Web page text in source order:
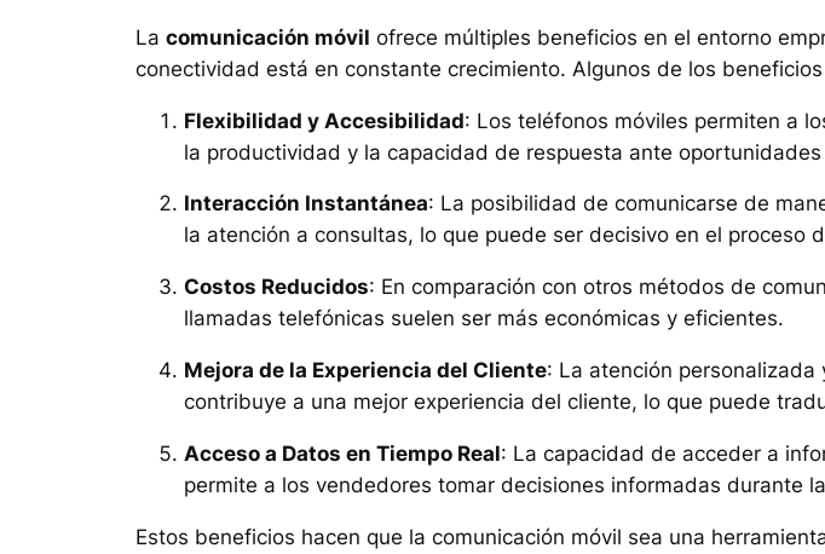
La comunicación móvil ofrece múltiples beneficios en el entorno
conectividad está en constante crecimiento. Algunos de los
Flexibilidad y Accesibilidad: Los teléfonos móviles permiten a
la productividad y la capacidad de respuesta ante
Interacción Instantánea: La posibilidad de comunicarse de
la atención a consultas, lo que puede ser decisivo en el proceso
Costos Reducidos: En comparación con otros métodos de
llamadas telefónicas suelen ser más económicas y eficientes.
Mejora de la Experiencia del Cliente: La atención
contribuye a una mejor experiencia del cliente, lo que puede
Acceso a Datos en Tiempo Real: La capacidad de acceder a
permite a los vendedores tomar decisiones informadas durante
Estos beneficios hacen que la comunicación móvil sea una